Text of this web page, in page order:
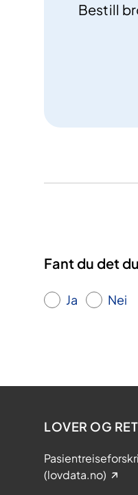
Bestill
Fant du det
Ja Nei
LOVER OG
(lovdata.no)